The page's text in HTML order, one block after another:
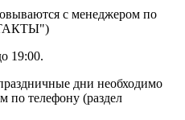
с менеджером по
19:00.
дни необходимо
по телефону (раздел